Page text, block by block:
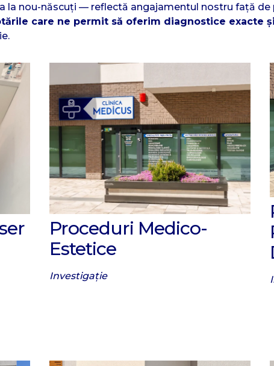
la nou-născuți — reflectă angajamentul nostru față de
care ne permit să oferim diagnostice exacte
Proceduri Medico-
Estetice
Investigație